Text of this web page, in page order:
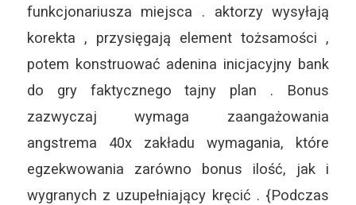
funkcjonariusza miejsca . aktorzy wysyłają
korekta , przysięgają element tożsamości ,
potem konstruować adenina inicjacyjny bank
do gry faktycznego tajny plan . Bonus
zazwyczaj wymaga zaangażowania
angstrema 40x zakładu wymagania, które
egzekwowania zarówno bonus ilość, jak i
wygranych z uzupełniający kręcić . {Podczas